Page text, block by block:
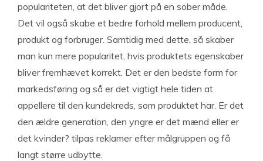
populariteten, at det bliver gjort på en sober måde.
Det vil også skabe et bedre forhold mellem producent,
produkt og forbruger. Samtidig med dette, så skaber
man kun mere popularitet, hvis produktets egenskaber
bliver fremhævet korrekt. Det er den bedste form for
markedsføring og så er det vigtigt hele tiden at
appellere til den kundekreds, som produktet har. Er det
den ældre generation, den yngre er det mænd eller er
det kvinder? tilpas reklamer efter målgruppen og få
langt større udbytte.